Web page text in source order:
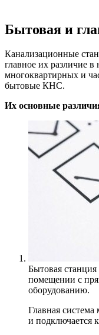
Бытовая и
Канализационные
главное их различие
многоквартирных и
бытовые КНС.
Их основные
Бытовая
помещении с
оборудованию.
Главная система
и подключается